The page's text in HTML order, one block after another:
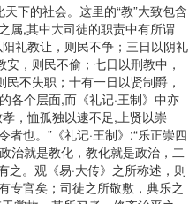
下的社会。这里的“教”大致包含
属,其中大司徒的职责中有所谓
礼教让，则民不争；三日以阴礼
，则民不偷；七日以刑教中，
不失职；十有一日以贤制爵，
各个层面,而《礼记·王制》中亦
，恤孤独以逮不足,上贤以崇
也。”《礼记·王制》:“乐正崇四
治就是教化，教化就是政治，二
之。观《易·大传》之所称述，则
专官矣；司徒之所敬敷，典乐之